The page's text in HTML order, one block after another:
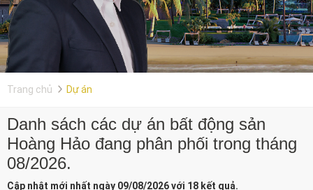
Trang chủ Dự án
Danh sách các dự án bất động sản
Hoàng Hảo đang phân phối trong tháng
08/2026.
Cập nhật mới nhất ngày 09/08/2026 với 18 kết quả.